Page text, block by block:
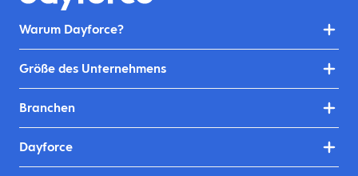
Warum Dayforce?
Größe des Unternehmens
Branchen
Dayforce